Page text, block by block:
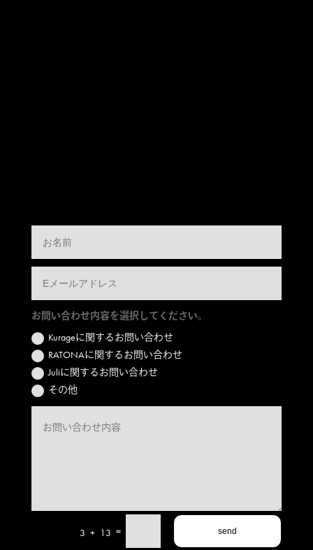
お問い合わせ内容を選択してください。
Kurageに関するお問い合わせ
RATONAに関するお問い合わせ
Juliに関するお問い合わせ
その他
3 + 13 = send